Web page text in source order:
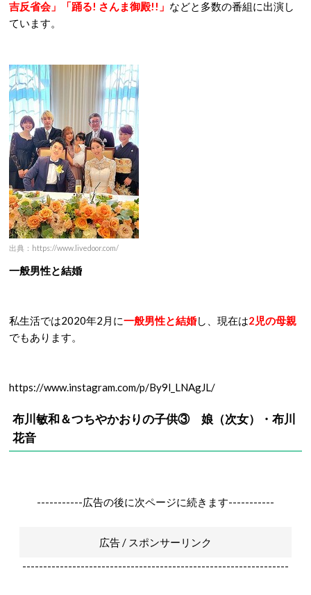
吉反省会」「踊る! さんま御殿!!」 などと多数の番組に出演し
ています。
出典：https://www.livedoor.com/
一般男性と結婚
私生活では2020年2月に一般男性と結婚し、現在は2児の母親
でもあります。
https://www.instagram.com/p/By9l_LNAgJL/
布川敏和＆つちやかおりの子供③ 娘（次女）・布川
花音
-----------広告の後に次ページに続きます-----------
広告 / スポンサーリンク
----------------------------------------------------------------